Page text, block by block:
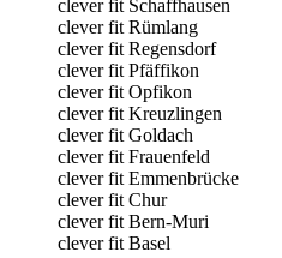
clever fit Schaffhausen
clever fit Rümlang
clever fit Regensdorf
clever fit Pfäffikon
clever fit Opfikon
clever fit Kreuzlingen
clever fit Goldach
clever fit Frauenfeld
clever fit Emmenbrücke
clever fit Chur
clever fit Bern-Muri
clever fit Basel